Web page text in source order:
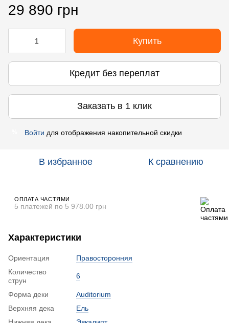
29 890 грн
Купить
Кредит без переплат
Заказать в 1 клик
Войти для отображения накопительной скидки
В избранное К сравнению
ОПЛАТА ЧАСТЯМИ
5 платежей по 5 978.00 грн
Характеристики
Ориентация
Правосторонняя
Количество
струн
6
Форма деки
Auditorium
Верхняя дека
Ель